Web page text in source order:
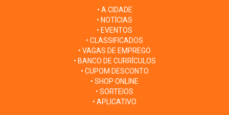
• A CIDADE
• NOTÍCIAS
• EVENTOS
• CLASSIFICADOS
• VAGAS DE EMPREGO
• BANCO DE CURRÍCULOS
• CUPOM DESCONTO
• SHOP ONLINE
• SORTEIOS
• APLICATIVO